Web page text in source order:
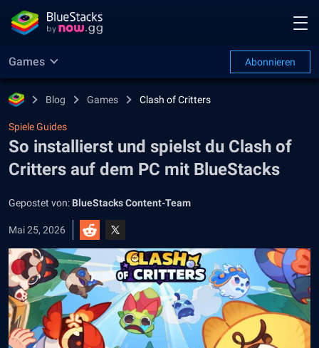
Games Abonnieren
Blog Games Clash of Critters
Spiele Guides
So installierst und spielst du Clash of
Critters auf dem PC mit BlueStacks
Gepostet von: BlueStacks Content-Team
Mai 25, 2026